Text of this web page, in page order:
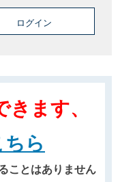
ログイン
ます、
ちら
ことはありません